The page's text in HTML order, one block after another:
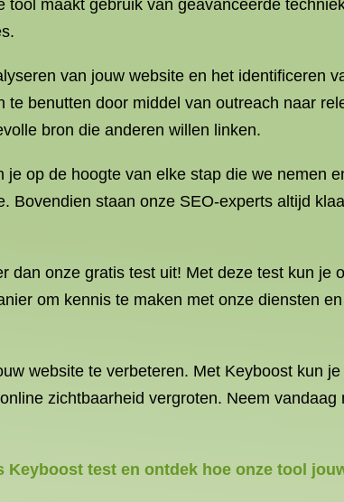
tool maakt gebruik van geavanceerde
van jouw website en het identificeren
benutten door middel van outreach naar
bron die anderen willen linken.
op de hoogte van elke stap die we nemen
Bovendien staan onze SEO-experts altijd
dan onze gratis test uit! Met deze test kun je
om kennis te maken met onze diensten
website te verbeteren. Met Keyboost kun
zichtbaarheid vergroten. Neem vandaag
test en ontdek hoe onze tool